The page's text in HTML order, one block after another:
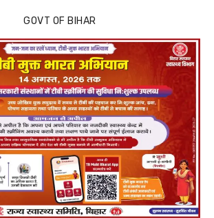
GOVT OF BIHAR